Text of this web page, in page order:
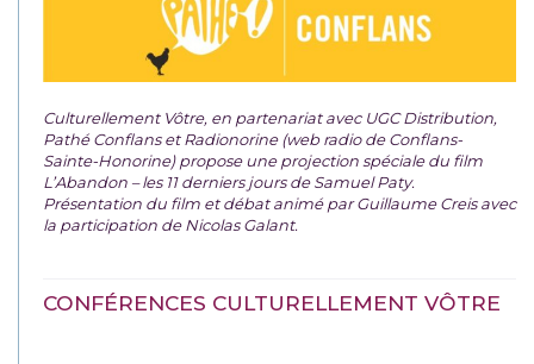
Culturellement Vôtre, en partenariat avec UGC Distribution,
Pathé Conflans et Radionorine (web radio de Conflans-
Sainte-Honorine) propose une projection spéciale du film
L’Abandon – les 11 derniers jours de Samuel Paty.
Présentation du film et débat animé par Guillaume Creis avec
la participation de Nicolas Galant.
CONFÉRENCES CULTURELLEMENT VÔTRE